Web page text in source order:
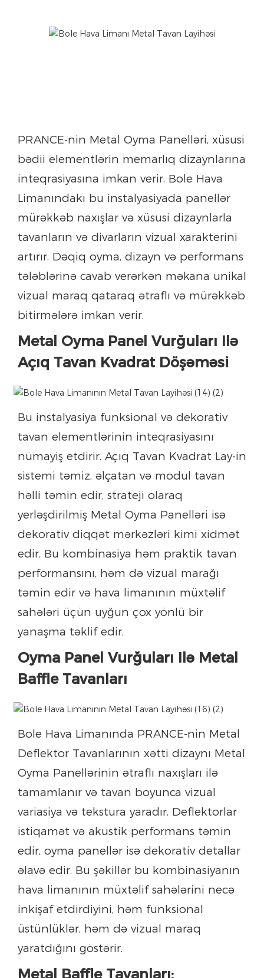
PRANCE-nin Metal Oyma Panelləri, xüsusi
bədii elementlərin memarlıq dizaynlarına
inteqrasiyasına imkan verir. Bole Hava
Limanındakı bu instalyasiyada panellər
mürəkkəb naxışlar və xüsusi dizaynlarla
tavanların və divarların vizual xarakterini
artırır. Dəqiq oyma, dizayn və performans
tələblərinə cavab verərkən məkana unikal
vizual maraq qataraq ətraflı və mürəkkəb
bitirmələrə imkan verir.
Metal Oyma Panel Vurğuları Ilə
Açıq Tavan Kvadrat Döşəməsi
Bu instalyasiya funksional və dekorativ
tavan elementlərinin inteqrasiyasını
nümayiş etdirir. Açıq Tavan Kvadrat Lay-in
sistemi təmiz, əlçatan və modul tavan
həlli təmin edir, strateji olaraq
yerləşdirilmiş Metal Oyma Panelləri isə
dekorativ diqqət mərkəzləri kimi xidmət
edir. Bu kombinasiya həm praktik tavan
performansını, həm də vizual marağı
təmin edir və hava limanının müxtəlif
sahələri üçün uyğun çox yönlü bir
yanaşma təklif edir.
Oyma Panel Vurğuları Ilə Metal
Baffle Tavanları
Bole Hava Limanında PRANCE-nin Metal
Deflektor Tavanlarının xətti dizaynı Metal
Oyma Panellərinin ətraflı naxışları ilə
tamamlanır və tavan boyunca vizual
variasiya və tekstura yaradır. Deflektorlar
istiqamət və akustik performans təmin
edir, oyma panellər isə dekorativ detallar
əlavə edir. Bu şəkillər bu kombinasiyanın
hava limanının müxtəlif sahələrini necə
inkişaf etdirdiyini, həm funksional
üstünlüklər, həm də vizual maraq
yaratdığını göstərir.
Metal Baffle Tavanları: